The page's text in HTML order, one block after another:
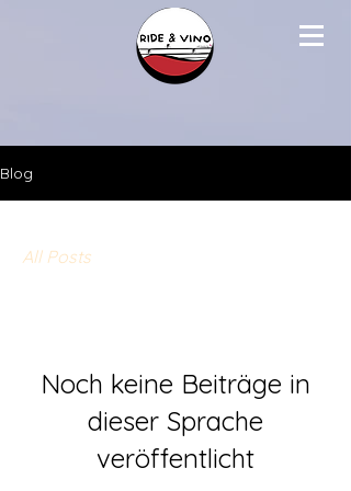
Blog
All Posts
Noch keine Beiträge in
dieser Sprache
veröffentlicht